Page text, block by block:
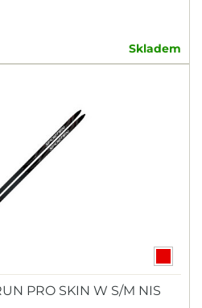
Skladem
PRO SKIN W S/M NIS